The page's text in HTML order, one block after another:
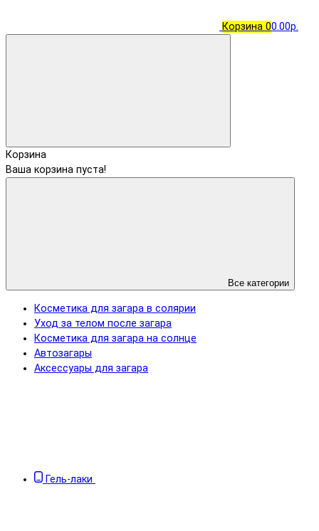
Корзина 00.00р.
Корзина
Ваша корзина пуста!
Все категории
Косметика для загара в солярии
Уход за телом после загара
Косметика для загара на солнце
Автозагары
Аксессуары для загара
Гель-лаки